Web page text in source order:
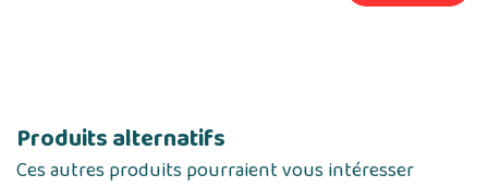
Produits alternatifs
Ces autres produits pourraient vous intéresser